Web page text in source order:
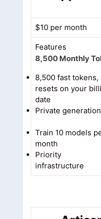
$10 per month
Features
8,500 Monthly
8,500 fast tokens,
resets on your
date
Private
Train 10 models
month
Priority
infrastructure